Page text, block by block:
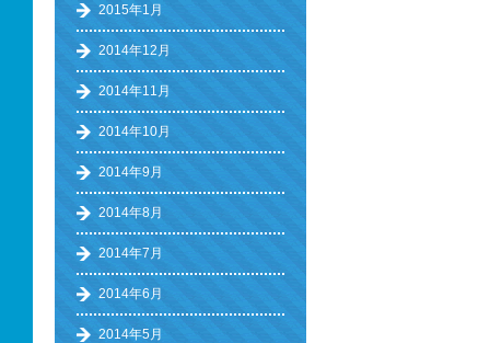
2015年1月
2014年12月
2014年11月
2014年10月
2014年9月
2014年8月
2014年7月
2014年6月
2014年5月